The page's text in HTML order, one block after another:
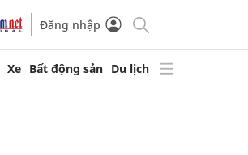
Đăng nhập
Xe Bất động sản Du lịch